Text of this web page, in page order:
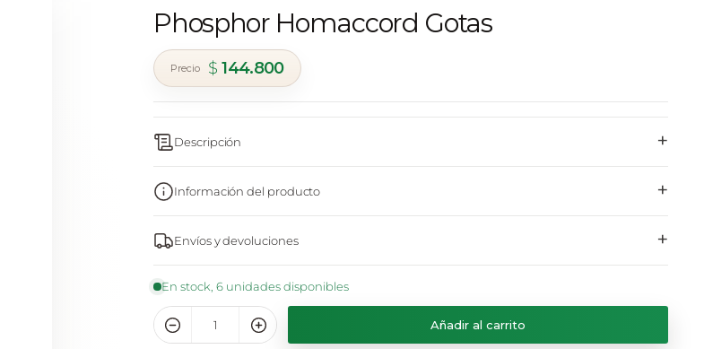
Phosphor Homaccord Gotas
$ 144.800
Descripción +
Información del producto +
Envíos y devoluciones +
En stock, 6 unidades disponibles
Añadir al carrito